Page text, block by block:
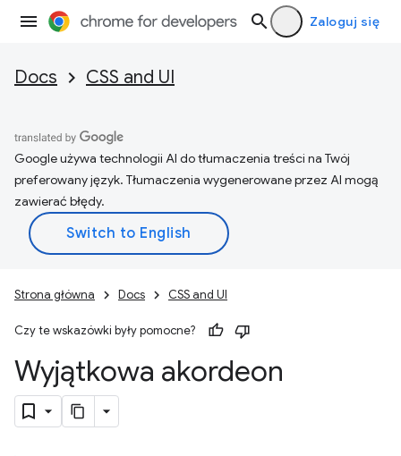
Zaloguj się
Docs CSS and UI
Google używa technologii AI do tłumaczenia treści na Twój
preferowany język. Tłumaczenia wygenerowane przez AI mogą
zawierać błędy.
Strona główna Docs CSS and UI
Czy te wskazówki były pomocne?
Wyjątkowa akordeon